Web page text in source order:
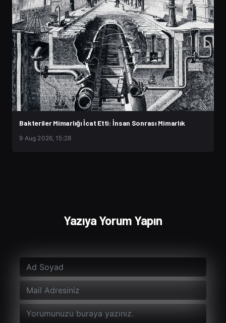
Bakteriler Mimarlığı İcat Etti: İnsan Sonrası Mimarlık
9 Aug 2026, 15:28
Yazıya Yorum Yapın